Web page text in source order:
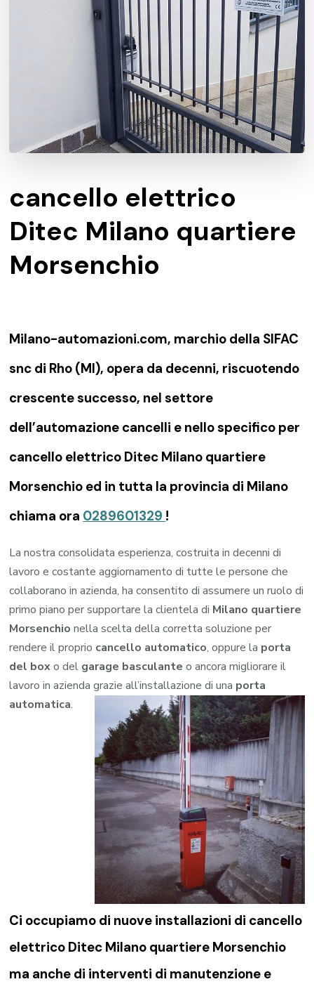
cancello elettrico
Ditec Milano quartiere
Morsenchio
Milano-automazioni.com, marchio della SIFAC
snc di Rho (MI), opera da decenni, riscuotendo
crescente successo, nel settore
dell’automazione cancelli e nello specifico per
cancello elettrico Ditec Milano quartiere
Morsenchio ed in tutta la provincia di Milano
chiama ora 0289601329 !
La nostra consolidata esperienza, costruita in decenni di
lavoro e costante aggiornamento di tutte le persone che
collaborano in azienda, ha consentito di assumere un ruolo di
primo piano per supportare la clientela di Milano quartiere
Morsenchio nella scelta della corretta soluzione per
rendere il proprio cancello automatico, oppure la porta
del boxo del garage basculante o ancora migliorare il
lavoro in azienda grazie all’installazione di una porta
automatica.
Ci occupiamo di nuove installazioni di cancello
elettrico Ditec Milano quartiere Morsenchio
ma anche di interventi di manutenzione e